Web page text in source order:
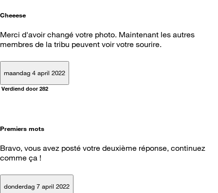
Cheeese
Merci d'avoir changé votre photo. Maintenant les autres
membres de la tribu peuvent voir votre sourire.
maandag 4 april 2022
Verdiend door 282
Premiers mots
Bravo, vous avez posté votre deuxième réponse, continuez
comme ça !
donderdag 7 april 2022